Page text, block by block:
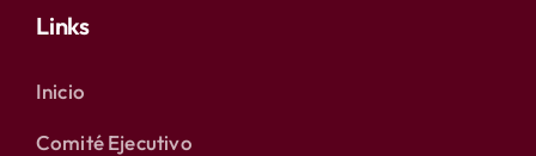
Links
Inicio
Comité Ejecutivo